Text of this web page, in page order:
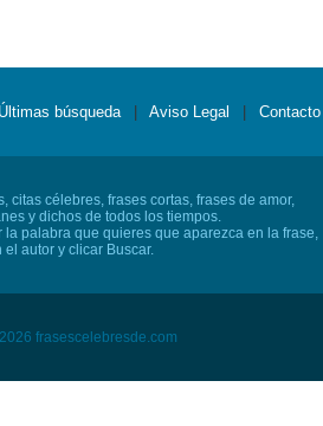
Últimas búsqueda Aviso Legal Contacto
citas célebres, frases cortas, frases de amor,
y dichos de todos los tiempos.
palabra que quieres que aparezca en la frase,
el autor y clicar Buscar.
frasescelebresde.com